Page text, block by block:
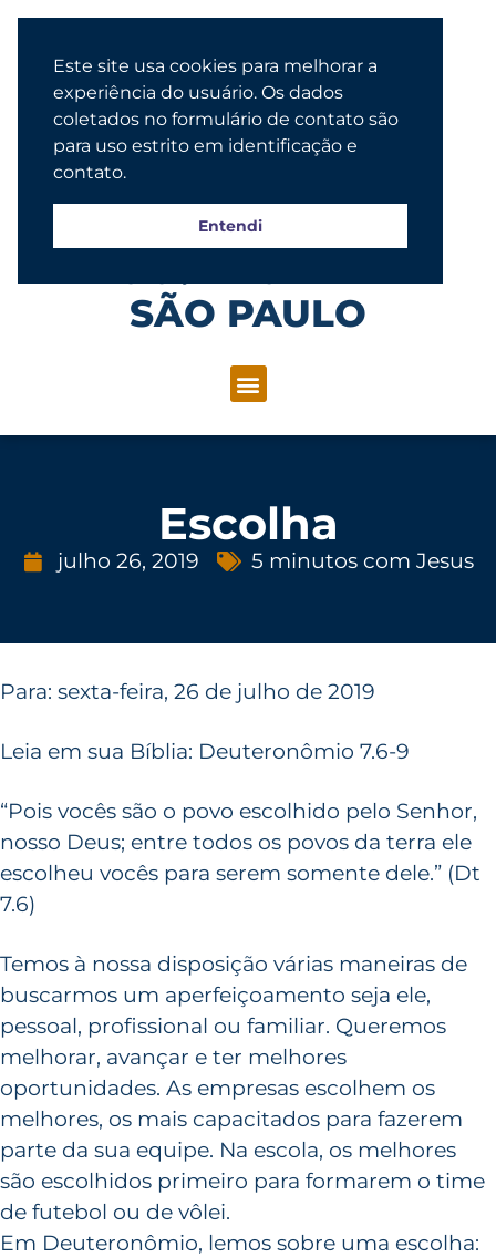
SÃO PAULO
Escolha
julho 26, 2019 5 minutos com Jesus
Para: sexta-feira, 26 de julho de 2019
Leia em sua Bíblia: Deuteronômio 7.6-9
“Pois vocês são o povo escolhido pelo Senhor,
nosso Deus; entre todos os povos da terra ele
escolheu vocês para serem somente dele.” (Dt
7.6)
Temos à nossa disposição várias maneiras de
buscarmos um aperfeiçoamento seja ele,
pessoal, profissional ou familiar. Queremos
melhorar, avançar e ter melhores
oportunidades. As empresas escolhem os
melhores, os mais capacitados para fazerem
parte da sua equipe. Na escola, os melhores
são escolhidos primeiro para formarem o time
de futebol ou de vôlei.
Em Deuteronômio, lemos sobre uma escolha:
Este site usa cookies para melhorar a
experiência do usuário. Os dados
coletados no formulário de contato são
para uso estrito em identificação e
contato.
Entendi